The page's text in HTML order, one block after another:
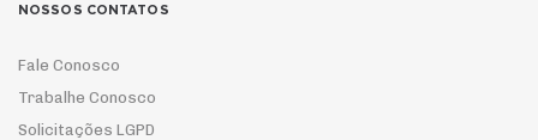
NOSSOS CONTATOS
Fale Conosco
Trabalhe Conosco
Solicitações LGPD